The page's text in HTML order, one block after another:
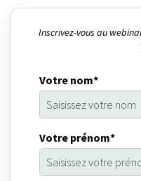
Inscrivez-vous au
Votre nom*
Votre prénom*